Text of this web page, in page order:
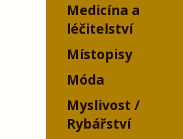
Medicína a
léčitelství
Místopisy
Móda
Myslivost /
Rybářství